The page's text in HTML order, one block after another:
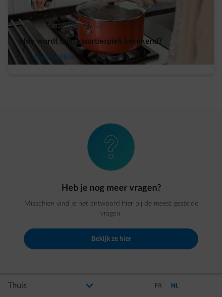
Tijl | Klantenadviseur ENGIE
Hoe wordt mijn kwartierpiek berekend?
arrow-play-fwd Video bekijken
element-question
Heb je nog meer vragen?
Misschien vind je het antwoord hier bij de meest gestelde
vragen.
Bekijk ze hier
Selecteer uw profiel
Als u de selectie wijzigt, gaat u naar een nieuwe pagina Schakel over naar Frans
FR Schakel over naar
NL